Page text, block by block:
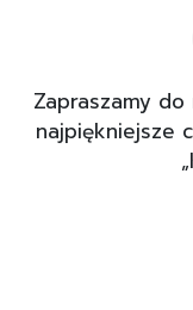
Zapraszamy
najpiękniejsze